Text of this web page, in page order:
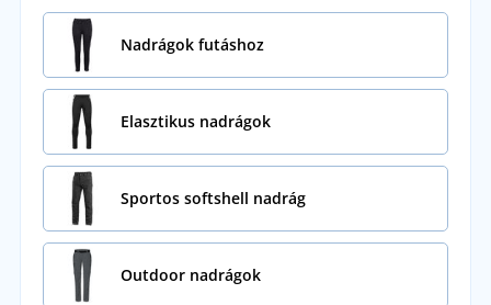
Nadrágok futáshoz
Elasztikus nadrágok
Sportos softshell nadrág
Outdoor nadrágok